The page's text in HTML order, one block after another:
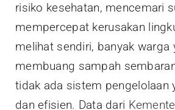
risiko kesehatan, mencemari
mempercepat kerusakan
melihat sendiri, banyak warga
membuang sampah
tidak ada sistem pengelolaan
dan efisien. Data dari